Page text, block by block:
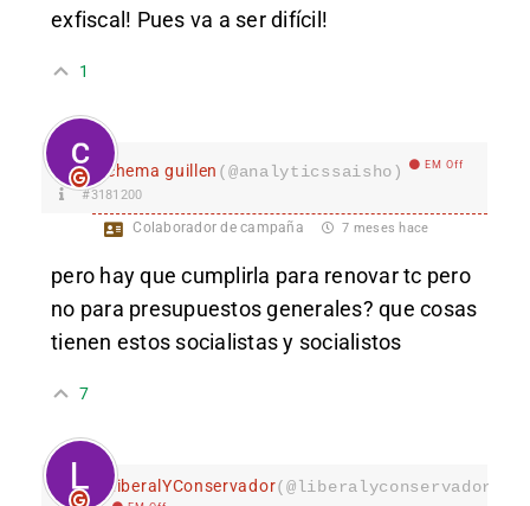
exfiscal! Pues va a ser difícil!
1
chema guillen (@analyticssaisho) EM Off
#3181200
Colaborador de campaña 7 meses hace
pero hay que cumplirla para renovar tc pero
no para presupuestos generales? que cosas
tienen estos socialistas y socialistos
7
LiberalYConservador